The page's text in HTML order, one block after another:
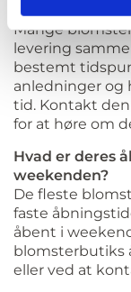
Hvor lang tid i
Mange
levering
bestemt
anledninger og
tid. Kontakt
for at høre om
Hvad er deres
weekenden?
De fleste
faste
åbent i
blomsterbutiks
eller ved at